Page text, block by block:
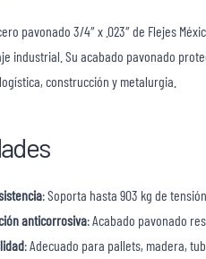
pavonado 3/4″ x .023″ de Flejes
industrial. Su acabado pavonado
construcción y metalurgia.
: Soporta hasta 903 kg de
anticorrosiva: Acabado pavonado
: Adecuado para pallets, madera,